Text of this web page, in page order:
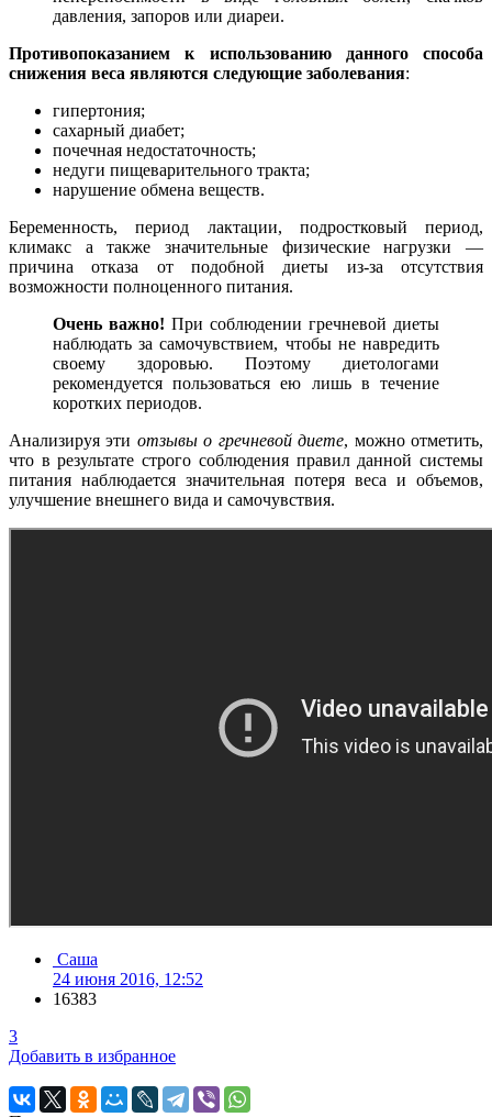
давления, запоров или диареи.
Противопоказанием к использованию данного способа
снижения веса являются следующие заболевания:
гипертония;
сахарный диабет;
почечная недостаточность;
недуги пищеварительного тракта;
нарушение обмена веществ.
Беременность, период лактации, подростковый период,
климакс а также значительные физические нагрузки —
причина отказа от подобной диеты из-за отсутствия
возможности полноценного питания.
Очень важно! При соблюдении гречневой диеты
наблюдать за самочувствием, чтобы не навредить
своему здоровью. Поэтому диетологами
рекомендуется пользоваться ею лишь в течение
коротких периодов.
Анализируя эти отзывы о гречневой диете, можно отметить,
что в результате строго соблюдения правил данной системы
питания наблюдается значительная потеря веса и объемов,
улучшение внешнего вида и самочувствия.
Саша
24 июня 2016, 12:52
16383
3
Добавить в избранное